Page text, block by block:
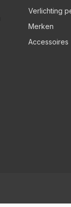
Verlichting
Merken
Accessoires